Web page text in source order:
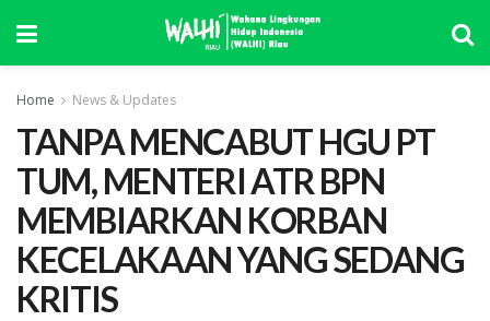
Home News & Updates
TANPA MENCABUT HGU PT
TUM, MENTERI ATR BPN
MEMBIARKAN KORBAN
KECELAKAAN YANG SEDANG
KRITIS